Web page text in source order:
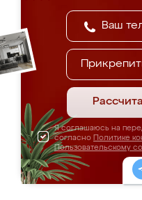
Я соглашаюсь на
согласно Политике
Пользовательскому